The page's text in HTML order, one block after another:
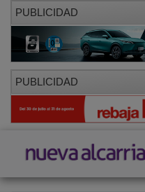
PUBLICIDAD
PUBLICIDAD